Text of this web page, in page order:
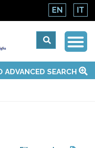
EN IT
ADVANCED SEARCH